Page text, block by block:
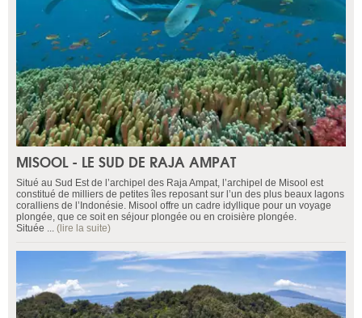
MISOOL - LE SUD DE RAJA AMPAT
Situé au Sud Est de l’archipel des Raja Ampat, l’archipel de Misool est
constitué de milliers de petites îles reposant sur l’un des plus beaux lagons
coralliens de l’Indonésie. Misool offre un cadre idyllique pour un voyage
plongée, que ce soit en séjour plongée ou en croisière plongée.
Située ... (lire la suite)